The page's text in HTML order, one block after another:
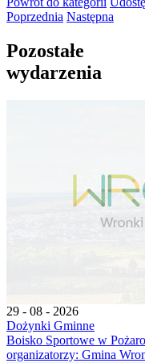
Poprzednia Następna
Pozostałe
wydarzenia
29 - 08 - 2026
Dożynki Gminne
Boisko Sportowe w
organizatorzy: Gmina